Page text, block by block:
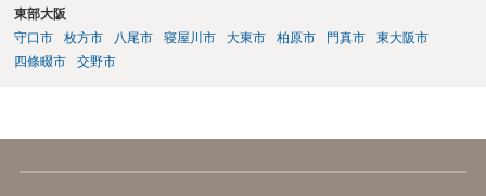
東部大阪
守口市
枚方市 八尾市 寝屋川市 大東市 柏原市 門真市
東大阪市
四條畷市
交野市